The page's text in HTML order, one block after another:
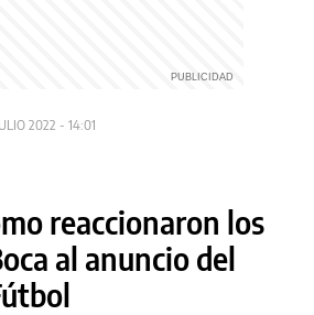
2022 - 14:01
reaccionaron los
al anuncio del